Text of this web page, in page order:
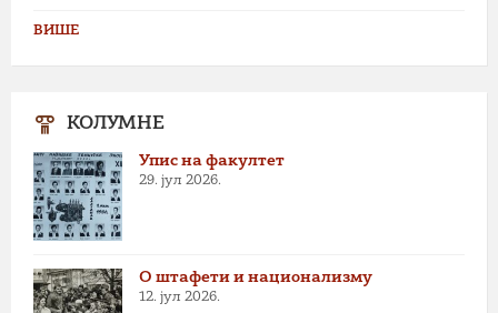
ВИШЕ
КОЛУМНЕ
Упис на факултет
29. јул 2026.
О штафети и национализму
12. јул 2026.